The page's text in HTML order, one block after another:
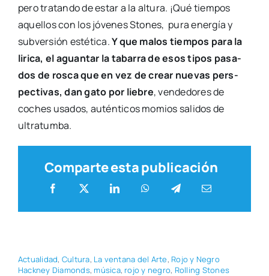
pero tra­tan­do de estar a la altu­ra. ¡Qué tiem­pos
aque­llos con los jóve­nes Sto­nes, pura ener­gía y
sub­ver­sión esté­ti­ca.Y que malos tiem­pos para la
liri­ca, el aguan­tar la taba­rra de esos tipos pasa­
dos de ros­ca que en vez de crear nue­vas pers­
pec­ti­vas, dan gato por lie­bre, ven­de­do­res de
coches usa­dos, autén­ti­cos momios sali­dos de
ultra­tum­ba.
Comparte esta publicación
Actua­li­dad, Cul­tu­ra, La ven­ta­na del Arte, Rojo y Negro
Hack­ney Dia­monds, músi­ca, rojo y negro, Rolling Sto­nes